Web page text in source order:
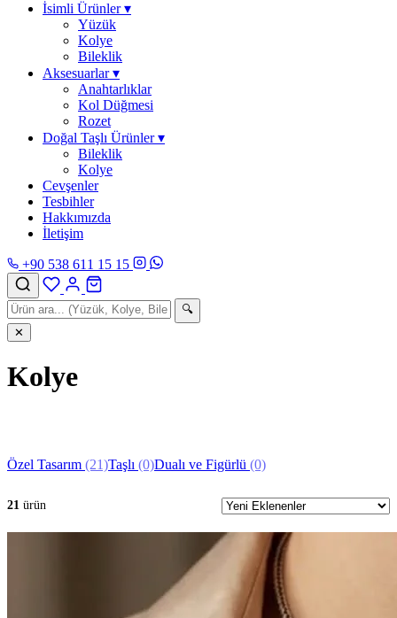
İsimli Ürünler▾
Yüzük
Kolye
Bileklik
Aksesuarlar▾
Anahtarlıklar
Kol Düğmesi
Rozet
Doğal Taşlı Ürünler▾
Bileklik
Kolye
Cevşenler
Tesbihler
Hakkımızda
İletişim
+90 538 611 15 15
🔍
✕
Kolye
Özel Tasarım (21)Taşlı (0)Dualı ve Figürlü (0)
21 ürün